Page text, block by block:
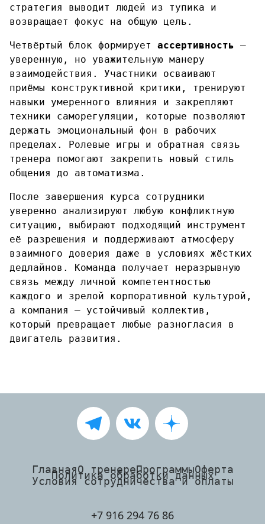
стратегия выводит людей из тупика и
возвращает фокус на общую цель.
Четвёртый блок формирует ассертивность —
уверенную, но уважительную манеру
взаимодействия. Участники осваивают
приёмы конструктивной критики, тренируют
навыки умеренного влияния и закрепляют
техники саморегуляции, которые позволяют
держать эмоциональный фон в рабочих
пределах. Ролевые игры и обратная связь
тренера помогают закрепить новый стиль
общения до автоматизма.
После завершения курса сотрудники
уверенно анализируют любую конфликтную
ситуацию, выбирают подходящий инструмент
её разрешения и поддерживают атмосферу
взаимного доверия даже в условиях жёстких
дедлайнов. Команда получает неразрывную
связь между личной компетентностью
каждого и зрелой корпоративной культурой,
а компания — устойчивый коллектив,
который превращает любые разногласия в
двигатель развития.
ГлавнаяО тренереПрограммыОферта
Политика обработки данных
Условия сотрудничества и оплаты
+7 916 294 76 86